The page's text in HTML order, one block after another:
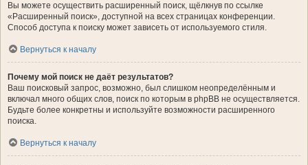
Вы можете осуществить расширенный поиск, щёлкнув по ссылке
«Расширенный поиск», доступной на всех страницах конференции.
Способ доступа к поиску может зависеть от используемого стиля.
Вернуться к началу
Почему мой поиск не даёт результатов?
Ваш поисковый запрос, возможно, был слишком неопределённым и
включал много общих слов, поиск по которым в phpBB не осуществляется.
Будьте более конкретны и используйте возможности расширенного
поиска.
Вернуться к началу